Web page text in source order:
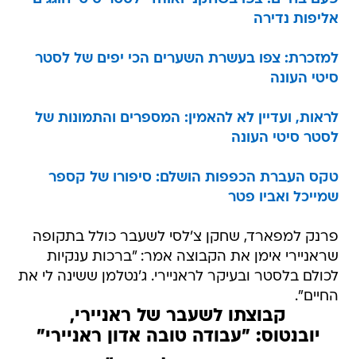
אליפות נדירה
למזכרת: צפו בעשרת השערים הכי יפים של לסטר
סיטי העונה
לראות, ועדיין לא להאמין: המספרים והתמונות של
לסטר סיטי העונה
טקס העברת הכפפות הושלם: סיפורו של קספר
שמייכל ואביו פטר
פרנק למפארד, שחקן צ'לסי לשעבר כולל בתקופה
שראניירי אימן את הקבוצה אמר: "ברכות ענקיות
לכולם בלסטר ובעיקר לראניירי. ג'נטלמן ששינה לי את
החיים".
קבוצתו לשעבר של ראניירי,
יובנטוס: "עבודה טובה אדון ראניירי"